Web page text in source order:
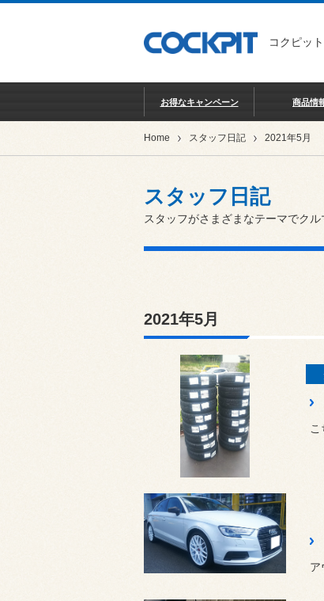
コクピッ
お得なキャンペーン 商品情
Home スタッフ日記 2021年5月
スタッフ日記
スタッフがさまざまなテーマでク
2021年5月